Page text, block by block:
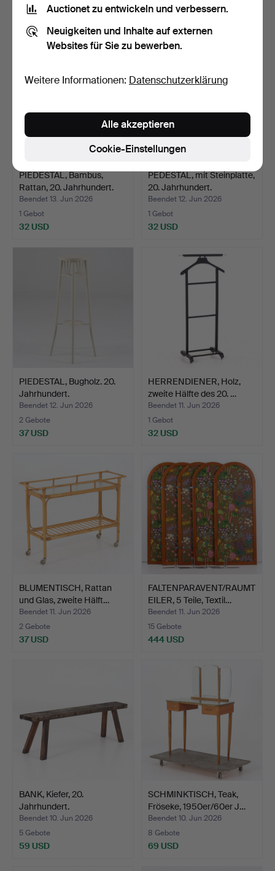
1 Gebot
2 Gebote
PIEDESTAL, Bambus,
Rattan, 20. Jahrhundert.
Beendet 13. Jun 2026
1 Gebot
32 USD
PEDESTAL, mit Steinplatte,
20. Jahrhundert.
Beendet 12. Jun 2026
1 Gebot
32 USD
PIEDESTAL, Bugholz. 20.
Jahrhundert.
Beendet 12. Jun 2026
2 Gebote
37 USD
HERRENDIENER, Holz,
zweite Hälfte des 20. …
Beendet 11. Jun 2026
1 Gebot
32 USD
BLUMENTISCH, Rattan
und Glas, zweite Hälft…
Beendet 11. Jun 2026
2 Gebote
37 USD
FALTENPARAVENT/RAUMT
EILER, 5 Teile, Textil…
Beendet 11. Jun 2026
15 Gebote
444 USD
BANK, Kiefer, 20.
Jahrhundert.
Beendet 10. Jun 2026
5 Gebote
59 USD
SCHMINKTISCH, Teak,
Fröseke, 1950er/60er J…
Beendet 10. Jun 2026
8 Gebote
69 USD
Auctionet zu entwickeln und verbessern.
Neuigkeiten und Inhalte auf externen
Websites für Sie zu bewerben.
Weitere Informationen: Datenschutzerklärung
Cookie-Einstellungen
Alle akzeptieren